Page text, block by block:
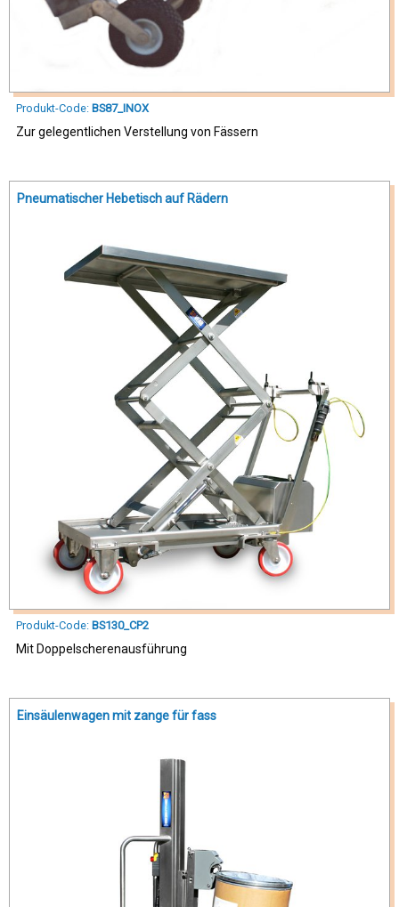
Produkt-Code: BS87_INOX
Zur gelegentlichen Verstellung von Fässern
Pneumatischer Hebetisch auf Rädern
Produkt-Code: BS130_CP2
Mit Doppelscherenausführung
Einsäulenwagen mit zange für fass